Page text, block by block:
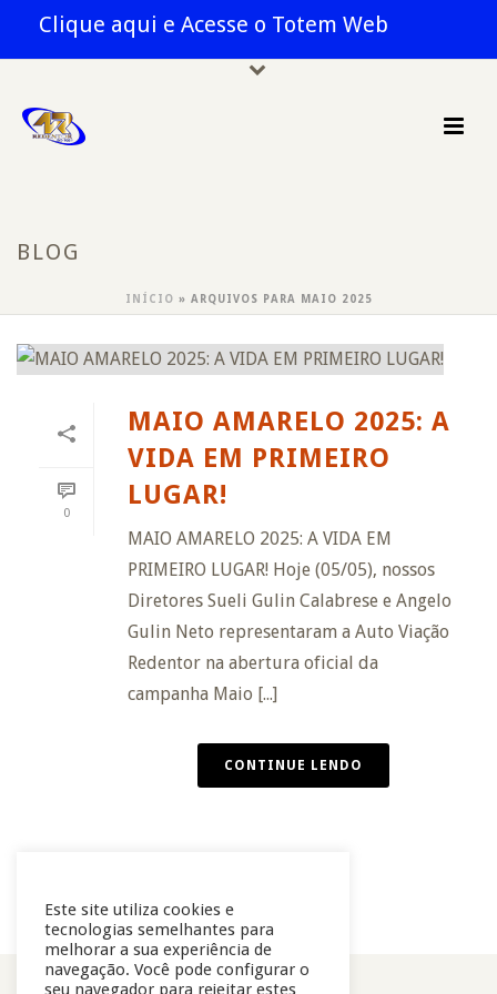
Clique aqui e Acesse o Totem Web
BLOG
INÍCIO » ARQUIVOS PARA MAIO 2025
0
MAIO AMARELO 2025: A
VIDA EM PRIMEIRO
LUGAR!
MAIO AMARELO 2025: A VIDA EM
PRIMEIRO LUGAR! Hoje (05/05), nossos
Diretores Sueli Gulin Calabrese e Angelo
Gulin Neto representaram a Auto Viação
Redentor na abertura oficial da
campanha Maio [...]
CONTINUE LENDO
Este site utiliza cookies e
tecnologias semelhantes para
melhorar a sua experiência de
navegação. Você pode configurar o
seu navegador para rejeitar estes